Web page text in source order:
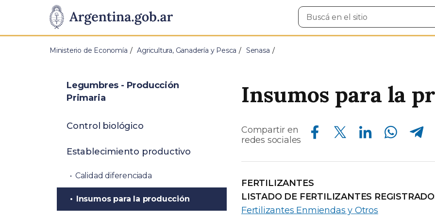
Presidencia
de
Pasar al contenido principal
Buscar
en
Ministerio de Economía Agricultura, Ganadería y Pesca Senasa
Insumos para la
Compartir en
redes sociales
Compartir en Facebook Compartir en Twitter Compartir en Linkedin Compartir en Whatsapp Compartir en Telegram
FERTILIZANTES
LISTADO DE FERTILIZANTES
Fertilizantes Enmiendas y Otros
Legumbres - Producción
Primaria
Control biológico
Establecimiento productivo
Calidad diferenciada
Insumos para la producción